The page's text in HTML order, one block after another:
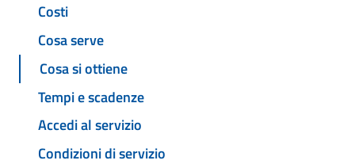
Costi
Cosa serve
Cosa si ottiene
Tempi e scadenze
Accedi al servizio
Condizioni di servizio